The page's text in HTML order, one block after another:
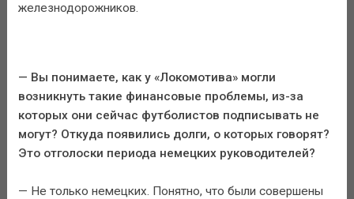
железнодорожников.
— Вы понимаете, как у «Локомотива» могли
возникнуть такие финансовые проблемы, из-за
которых они сейчас футболистов подписывать не
могут? Откуда появились долги, о которых говорят?
Это отголоски периода немецких руководителей?
— Не только немецких. Понятно, что были совершены